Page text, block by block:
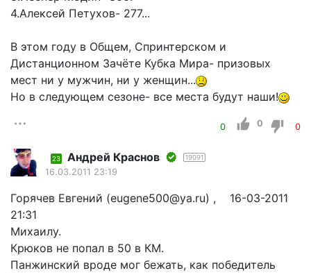
4.Алексей Петухов- 277...
В этом году в Общем, Спринтерском и
Дистанционном Зачёте Кубка Мира- призовых
мест ни у мужчин, ни у женщин...
Но в следующем сезоне- все места будут наши!
0 0 0
23 Андрей Краснов 19091
16.03.2011 23:19
Горячев Евгений (eugene500@ya.ru) , 16-03-2011
21:31
Михаилу.
Крюков не попал в 50 в КМ.
Панжинский вроде мог бежать, как победитель